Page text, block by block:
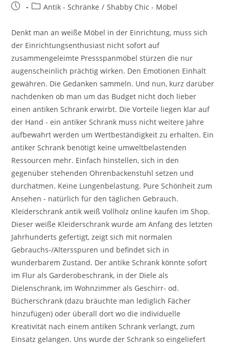
Antik - Schränke / Shabby Chic - Möbel
Denkt man an weiße Möbel in der Einrichtung, muss sich
der Einrichtungsenthusiast nicht sofort auf
zusammengeleimte Pressspanmöbel stürzen die nur
augenscheinlich prächtig wirken. Den Emotionen Einhalt
gewähren. Die Gedanken sammeln. Und nun, kurz darüber
nachdenken ob man um das Budget nicht doch lieber
einen antiken Schrank erwirbt. Die Vorteile liegen klar auf
der Hand - ein antiker Schrank muss nicht weitere Jahre
aufbewahrt werden um Wertbeständigkeit zu erhalten. Ein
antiker Schrank benötigt keine umweltbelastenden
Ressourcen mehr. Einfach hinstellen, sich in den
gegenüber stehenden Ohrenbackenstuhl setzen und
durchatmen. Keine Lungenbelastung. Pure Schönheit zum
Ansehen - natürlich für den täglichen Gebrauch.
Kleiderschrank antik weiß Vollholz online kaufen im Shop.
Dieser weiße Kleiderschrank wurde am Anfang des letzten
Jahrhunderts gefertigt, zeigt sich mit normalen
Gebrauchs-/Altersspuren und befindet sich in
wunderbarem Zustand. Der antike Schrank könnte sofort
im Flur als Garderobeschrank, in der Diele als
Dielenschrank, im Wohnzimmer als Geschirr- od.
Bücherschrank (dazu bräuchte man lediglich Fächer
hinzufügen) oder überall dort wo die individuelle
Kreativität nach einem antiken Schrank verlangt, zum
Einsatz gelangen. Uns wurde der Schrank so eingeliefert